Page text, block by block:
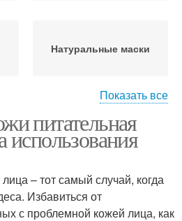
Натуральные маски
Тканевые маски
Белково-медовая маска
Показать все
питательная
использования
– тот самый случай, когда
Избавиться от
с проблемной кожей лица, как